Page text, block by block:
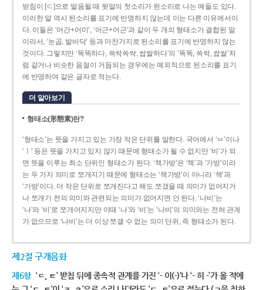
받침이 [ㄷ]으로 발음될 때 뒷말의 첫소리가 된소리로 나는 예들도 있다.
이러한 말 역시 된소리를 표기에 반영하지 않는데 이는 다른 이유에서이
다. 이들은 ‘어간+어미’, ‘어근+어근’과 같이 두 개의 형태소가 결합된 말
이라서, ‘눈곱, 발바닥’ 등과 마찬가지로 된소리를 표기에 반영하지 않는
것이다. 그렇지만 ‘똑똑하다, 쓱싹쓱싹, 쌉쌀하다’의 ‘똑똑, 쓱싹, 쌉쌀’처
럼 같거나 비슷한 음절이 거듭되는 경우에는 예외적으로 된소리를 표기
에 반영하여 같은 글자로 적는다.
더 알아보기
형태소(形態素)란?
‘형태소’는 뜻을 가지고 있는 가장 작은 단위를 말한다. 국어에서 ‘ㅂ’이나
‘ㅣ’ 등은 뜻을 가지고 있지 않기 때문에 형태소가 될 수 없지만 ‘비’가 되
면 뜻을 이루는 최소 단위인 형태소가 된다. ‘책가방’은 ‘책’과 ‘가방’이라
는 두 가지 의미로 쪼개지기 때문에 형태소는 ‘책가방’이 아니라 ‘책’과
‘가방’이다. 더 작은 단위로 쪼개진다고 해도 쪼갰을 때 의미가 없어지거
나 쪼개기 전의 의미와 관련되는 의미가 없어지면 안 된다. ‘나비’는
‘나’와 ‘비’로 쪼개어지지만 이때 ‘나’와 ‘비’는 ‘나비’의 의미와는 전혀 관계
가 없으므로 ‘나비’는 더 이상 쪼갤 수 없는 의미 단위, 즉 형태소가 된다.
제2절 구개음화
제6항 ‘ㄷ, ㅌ’ 받침 뒤에 종속적 관계를 가진 ‘- 이(-)’나 ‘- 히 -’가 올 적에